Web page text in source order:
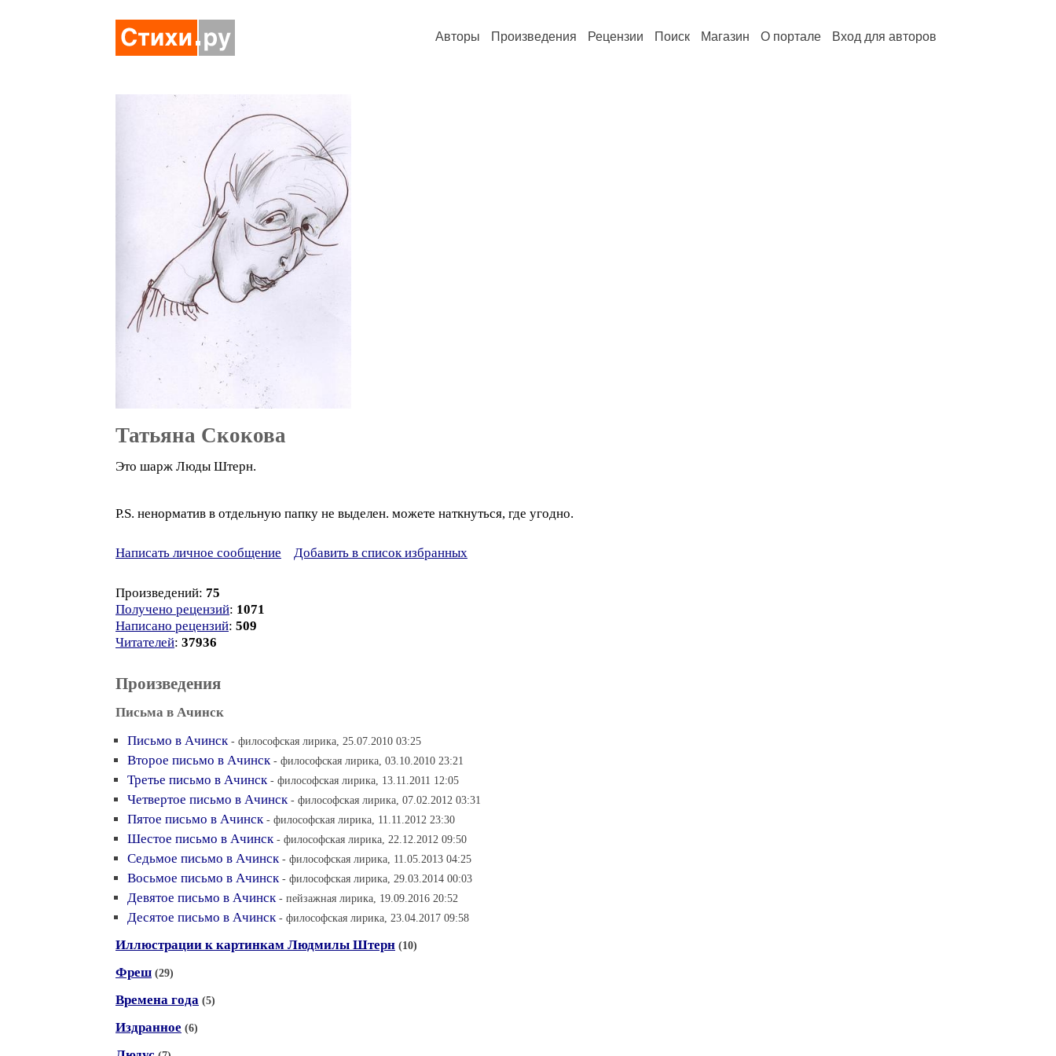
Авторы Произведения Рецензии Поиск Магазин О портале Вход для авторов
Татьяна Скокова
Это шарж Люды Штерн.
P.S. ненорматив в отдельную папку не выделен. можете наткнуться, где угодно.
Написать личное сообщение Добавить в список избранных
Произведений: 75
Получено рецензий: 1071
Написано рецензий: 509
Читателей: 37936
Произведения
Письма в Ачинск
Письмо в Ачинск - философская лирика, 25.07.2010 03:25
Второе письмо в Ачинск - философская лирика, 03.10.2010 23:21
Третье письмо в Ачинск - философская лирика, 13.11.2011 12:05
Четвертое письмо в Ачинск - философская лирика, 07.02.2012 03:31
Пятое письмо в Ачинск - философская лирика, 11.11.2012 23:30
Шестое письмо в Ачинск - философская лирика, 22.12.2012 09:50
Седьмое письмо в Ачинск - философская лирика, 11.05.2013 04:25
Восьмое письмо в Ачинск - философская лирика, 29.03.2014 00:03
Девятое письмо в Ачинск - пейзажная лирика, 19.09.2016 20:52
Десятое письмо в Ачинск - философская лирика, 23.04.2017 09:58
Иллюстрации к картинкам Людмилы Штерн (10)
Фреш (29)
Времена года (5)
Издранное (6)